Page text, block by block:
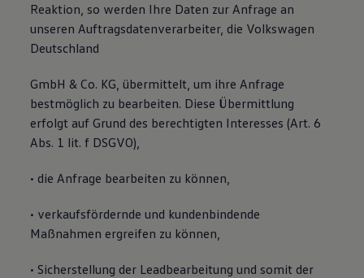
Reaktion, so werden Ihre Daten zur Anfrage an
unseren Auftragsdatenverarbeiter, die Volkswagen
Deutschland
GmbH & Co. KG, übermittelt, um ihre Anfrage
bestmöglich zu bearbeiten. Diese Übermittlung
erfolgt auf Grund des berechtigten Interesses (Art. 6
Abs. 1 lit. f DSGVO),
• die Anfrage bearbeiten zu können,
• verkaufsfördernde und kundenbindende
Maßnahmen ergreifen zu können,
• Sicherstellung der Leadbearbeitung und somit der